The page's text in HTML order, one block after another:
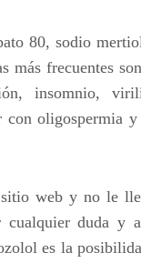
80, sodio
más frecuentes
insomnio,
oligospermia y
web y no le
cualquier duda y
es la